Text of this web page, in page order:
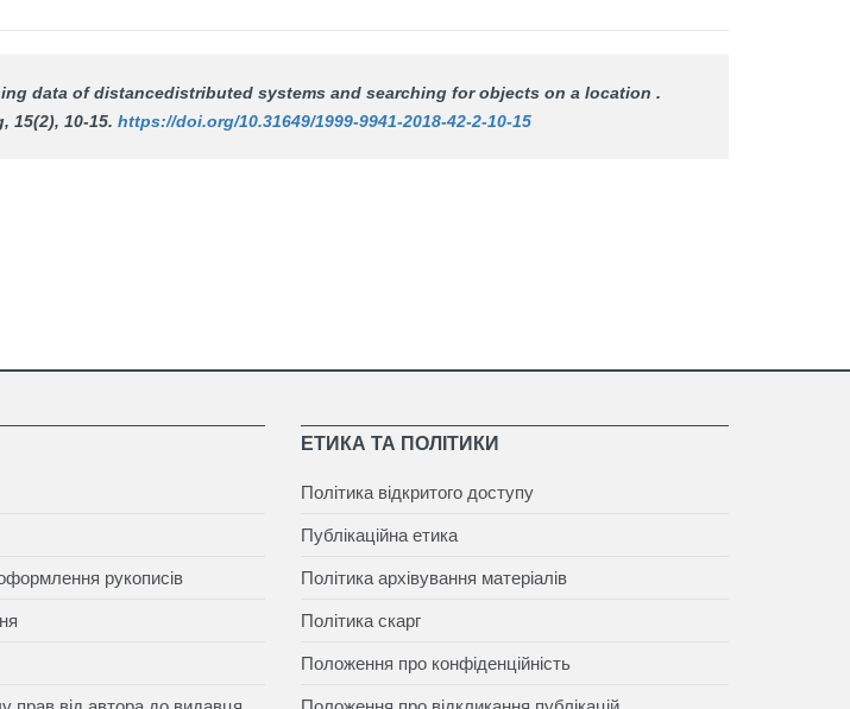
data of distancedistributed systems and searching for objects on a location .
, 15(2), 10-15. https://doi.org/10.31649/1999-9941-2018-42-2-10-15
рукописів
ЕТИКА ТА ПОЛІТИКИ
Політика відкритого доступу
Публікаційна етика
Політика архівування матеріалів
Політика скарг
Положення про конфіденційність